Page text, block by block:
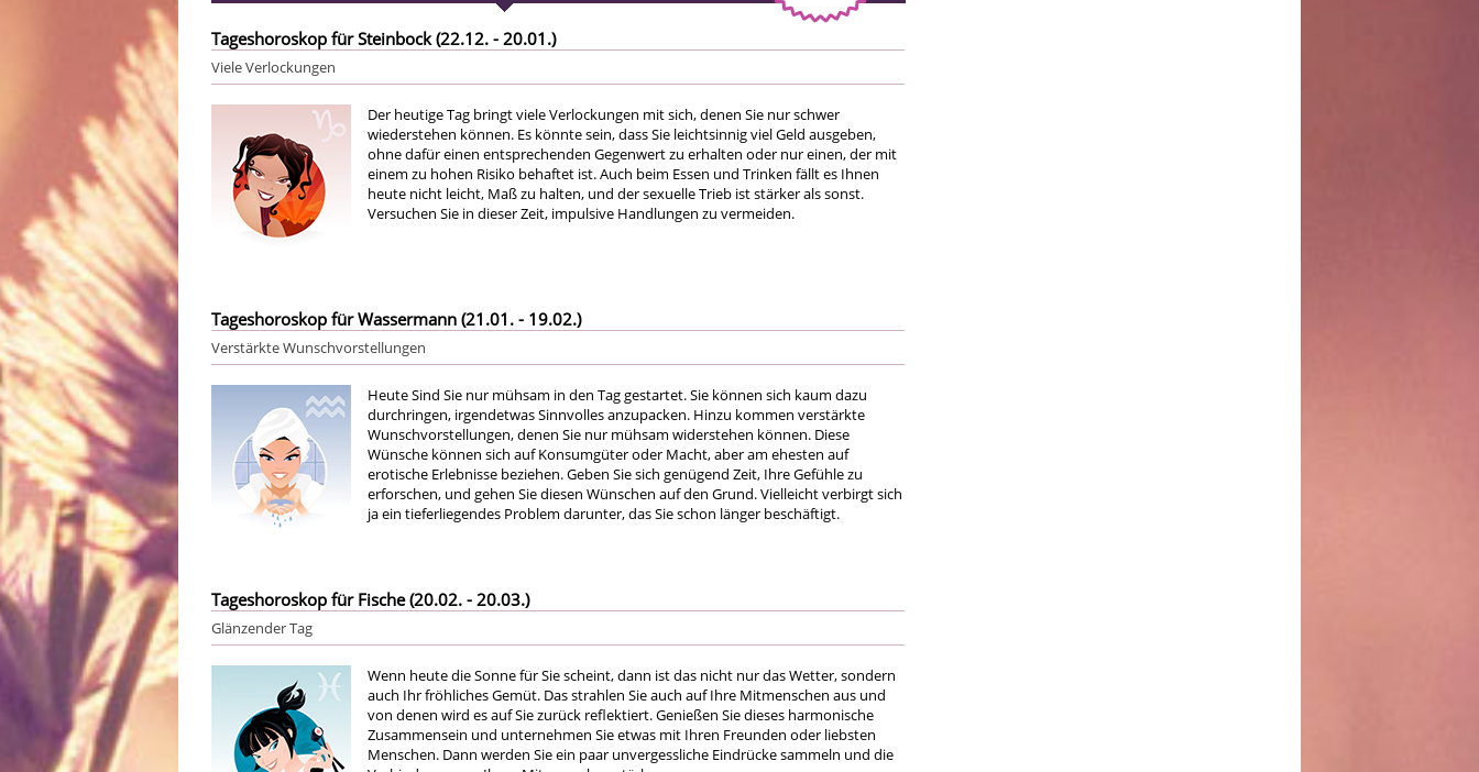
Tageshoroskop für Steinbock (22.12. - 20.01.)
Viele Verlockungen
Der heutige Tag bringt viele Verlockungen mit sich, denen Sie nur schwer
wiederstehen können. Es könnte sein, dass Sie leichtsinnig viel Geld ausgeben,
ohne dafür einen entsprechenden Gegenwert zu erhalten oder nur einen, der mit
einem zu hohen Risiko behaftet ist. Auch beim Essen und Trinken fällt es Ihnen
heute nicht leicht, Maß zu halten, und der sexuelle Trieb ist stärker als sonst.
Versuchen Sie in dieser Zeit, impulsive Handlungen zu vermeiden.
Tageshoroskop für Wassermann (21.01. - 19.02.)
Verstärkte Wunschvorstellungen
Heute Sind Sie nur mühsam in den Tag gestartet. Sie können sich kaum dazu
durchringen, irgendetwas Sinnvolles anzupacken. Hinzu kommen verstärkte
Wunschvorstellungen, denen Sie nur mühsam widerstehen können. Diese
Wünsche können sich auf Konsumgüter oder Macht, aber am ehesten auf
erotische Erlebnisse beziehen. Geben Sie sich genügend Zeit, Ihre Gefühle zu
erforschen, und gehen Sie diesen Wünschen auf den Grund. Vielleicht verbirgt sich
ja ein tieferliegendes Problem darunter, das Sie schon länger beschäftigt.
Tageshoroskop für Fische (20.02. - 20.03.)
Glänzender Tag
Wenn heute die Sonne für Sie scheint, dann ist das nicht nur das Wetter, sondern
auch Ihr fröhliches Gemüt. Das strahlen Sie auch auf Ihre Mitmenschen aus und
von denen wird es auf Sie zurück reflektiert. Genießen Sie dieses harmonische
Zusammensein und unternehmen Sie etwas mit Ihren Freunden oder liebsten
Menschen. Dann werden Sie ein paar unvergessliche Eindrücke sammeln und die